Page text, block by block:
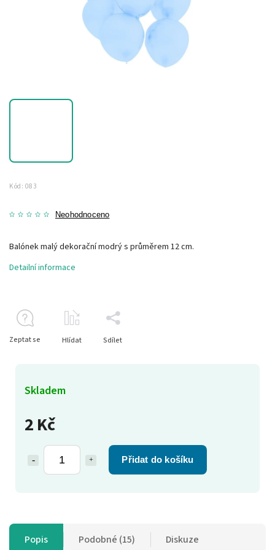
Kód: 083
Neohodnoceno
2 Kč
Přidat do košíku
Skladem
Balónek malý dekorační modrý s průměrem 12 cm.
Detailní informace
Zeptat se Hlídat Sdílet
Popis Podobné (15) Diskuze